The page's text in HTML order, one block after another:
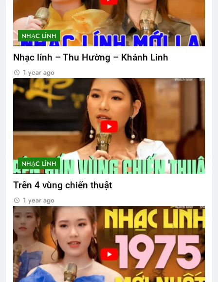
NHẠC LÍNH
Nhạc lính – Thu Hường – Khánh Linh
1 year ago
NHẠC LÍNH
Trên 4 vùng chiến thuật
1 year ago